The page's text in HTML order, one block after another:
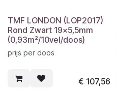
TMF LONDON (LOP2017)
Rond Zwart 19x5,5mm
(0,93m²/10vel/doos)
prijs per doos
€ 107,56